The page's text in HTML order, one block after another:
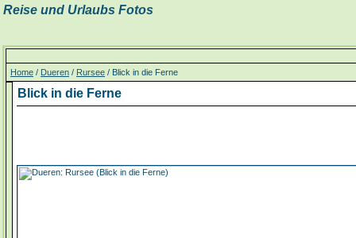
Reise und Urlaubs Fotos
Home / Dueren / Rursee / Blick in die Ferne
Blick in die Ferne